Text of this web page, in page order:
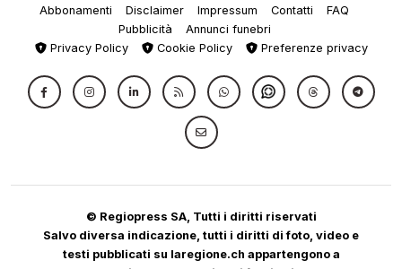
Abbonamenti Disclaimer Impressum Contatti
FAQ
Pubblicità
Annunci funebri
Privacy Policy
Cookie Policy Preferenze privacy
© Regiopress SA, Tutti i diritti riservati
Salvo diversa indicazione, tutti i diritti di foto, video e
testi pubblicati su laregione.ch appartengono a